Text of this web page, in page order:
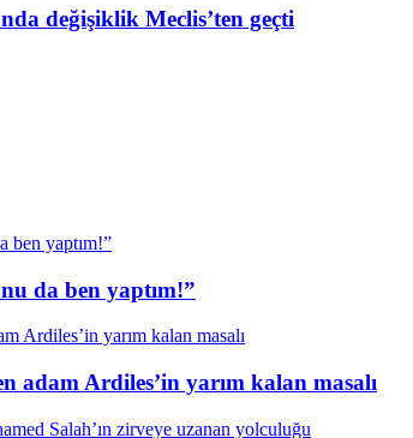
değişiklik Meclis’ten geçti
da ben yaptım!”
adam Ardiles’in yarım kalan masalı